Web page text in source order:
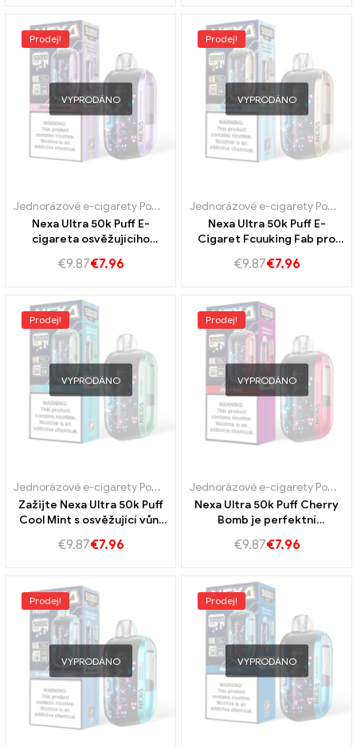
Prodej!
VYPRODÁNO
Jednorázové e-cigarety Portugalsko ,Jednorázové e-cigarety
Nexa Ultra 50k Puff E-
cigareta osvěžujícího
ledu chuti
€9.87€7.96
Prodej!
VYPRODÁNO
Jednorázové e-cigarety Portugalsko
Nexa Ultra 50k Puff E-
Cigaret Fcuuking Fab pro
€9.87€7.96
Prodej!
VYPRODÁNO
Jednorázové e-cigarety Portugalsko ,Jednorázové e-cigarety
Zažijte Nexa Ultra 50k Puff
Cool Mint s osvěžující vůní
€9.87€7.96
Prodej!
VYPRODÁNO
Jednorázové e-cigarety Portugalsko
Nexa Ultra 50k Puff Cherry
Bomb je perfektní
kyselé chutí třešně.
€9.87€7.96
Prodej!
VYPRODÁNO
Prodej!
VYPRODÁNO